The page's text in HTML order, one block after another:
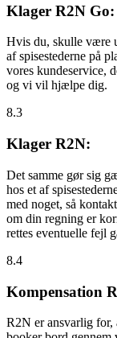
Klager R2N Go:
Hvis du, skulle være
af spisestederne på
vores kundeservice,
og vi vil hjælpe dig.
8.3
Klager R2N:
Det samme gør sig
hos et af
med noget, så
om din regning er
rettes eventuelle fejl
8.4
Kompensation
R2N er ansvarlig for,